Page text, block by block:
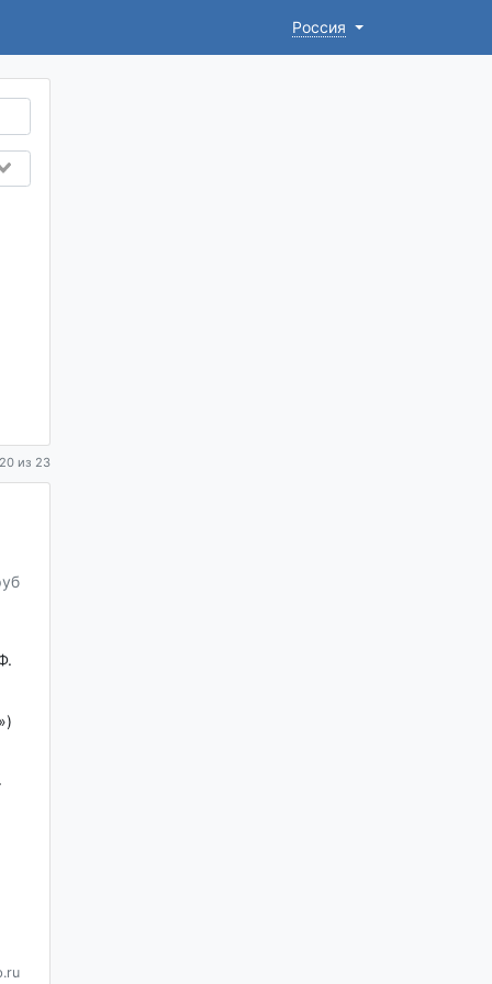
Россия
из 23